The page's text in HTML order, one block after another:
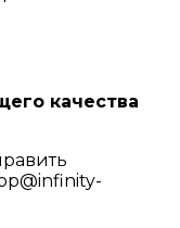
качества